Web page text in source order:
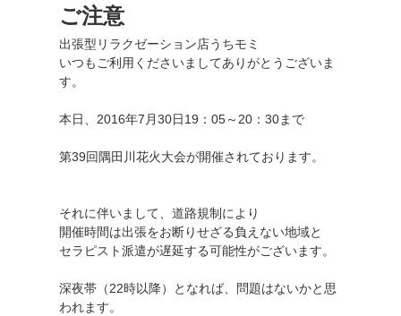
ご注意
出張型リラクゼーション店うちモミ
いつもご利用くださいましてありがとうございま
す。
本日、2016年7月30日19：05～20：30まで
第39回隅田川花火大会が開催されております。
それに伴いまして、道路規制により
開催時間は出張をお断りせざる負えない地域と
セラピスト派遣が遅延する可能性がございます。
深夜帯（22時以降）となれば、問題はないかと思
われます。